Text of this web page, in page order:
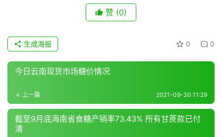
赞 (0)
0 0
生成海报
今日云南现货市场糖价情况
上一篇 2021-09-30 11:29
截至9月底海南省食糖产销率73.43% 所有甘蔗款已付
清